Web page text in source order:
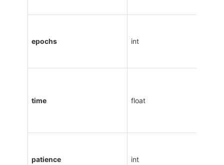
epochs int
time float
patience int